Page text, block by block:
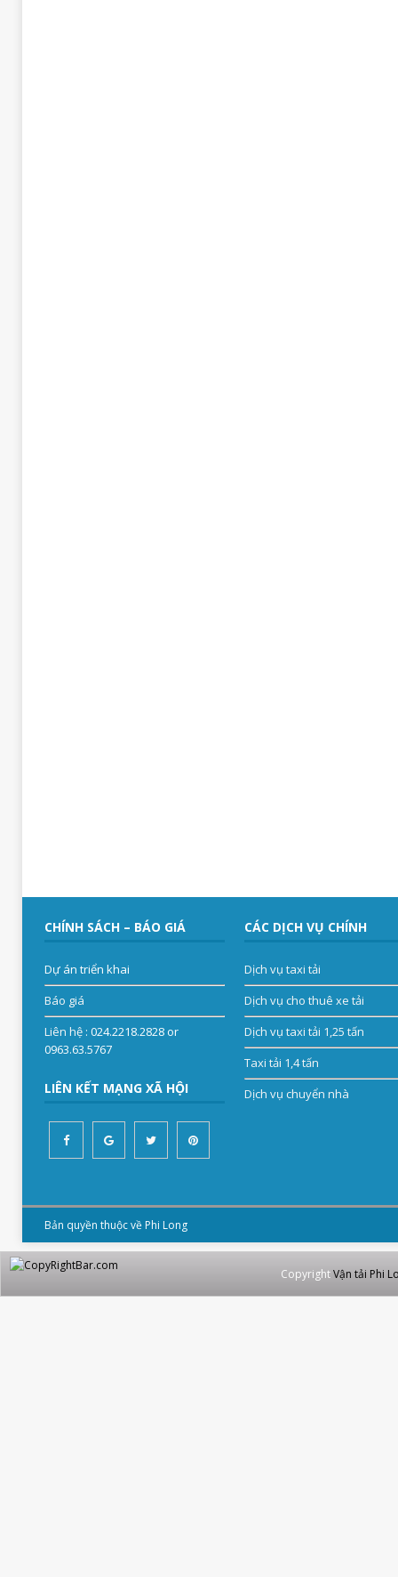
CHÍNH SÁCH – BÁO GIÁ
Dự án triển khai
Báo giá
Liên hệ: 024.2218.2828 or
0963.63.5767
LIÊN KẾT MẠNG XÃ HỘI
CÁC DỊCH VỤ CHÍNH
Dịch vụ taxi tải
Dịch vụ cho thuê xe tải
Dịch vụ taxi tải 1,25 tấn
Taxi tải 1,4 tấn
Dịch vụ chuyển nhà
Bản quyền thuộc về Phi Long
CopyrightVận tải Phi